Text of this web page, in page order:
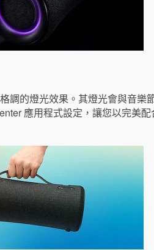
的燈光效果。其燈光會與音樂
應用程式設定，讓您以完美